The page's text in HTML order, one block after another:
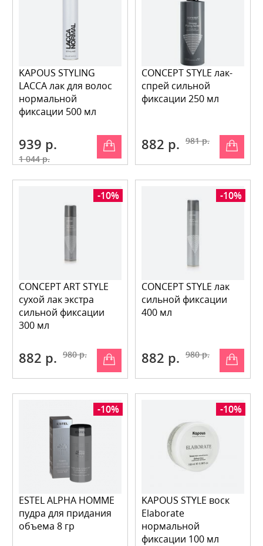
KAPOUS STYLING
LACCA лак для волос
нормальной
фиксации 500 мл
939 р.
1 044 р.
CONCEPT STYLE лак-
спрей сильной
фиксации 250 мл
882 р. 981 р.
-10%
CONCEPT ART STYLE
сухой лак экстра
сильной фиксации
300 мл
882 р. 980 р.
-10%
CONCEPT STYLE лак
сильной фиксации
400 мл
882 р. 980 р.
-10%
ESTEL ALPHA HOMME
пудра для придания
объема 8 гр
-10%
KAPOUS STYLE воск
Elaborate
нормальной
фиксации 100 мл